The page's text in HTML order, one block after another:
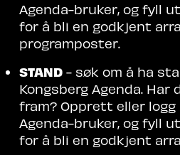
Agenda-bruker, og fyll
for å bli en godkjent
programposter.
STAND- søk om å ha
Kongsberg Agenda. Har
fram? Opprett eller logg
Agenda-bruker, og fyll
for å bli en godkjent